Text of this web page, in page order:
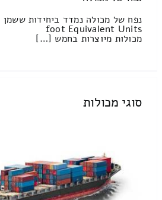
foot Equivalent Units
מכולות מיוצרות בחמש […]
סוגי מכולות